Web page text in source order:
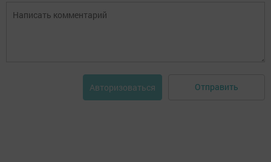
Авторизоваться Отправить